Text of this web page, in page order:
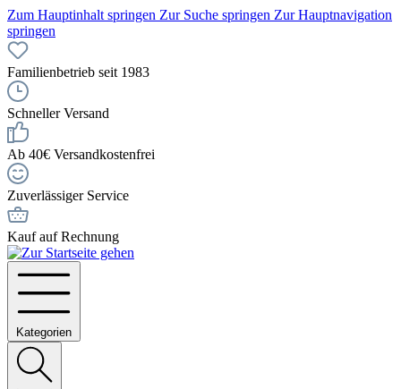
Zum Hauptinhalt springen Zur Suche springen Zur Hauptnavigation
springen
Familienbetrieb seit 1983
Schneller Versand
Ab 40€ Versandkostenfrei
Zuverlässiger Service
Kauf auf Rechnung
Kategorien